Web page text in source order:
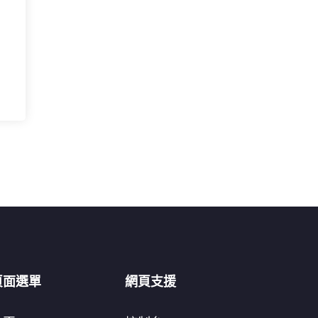
面選單 網頁支援